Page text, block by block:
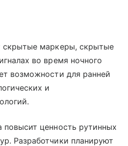
скрытые маркеры, скрытые
во время ночного
возможности для ранней
и
повысит ценность рутинных
Разработчики планируют